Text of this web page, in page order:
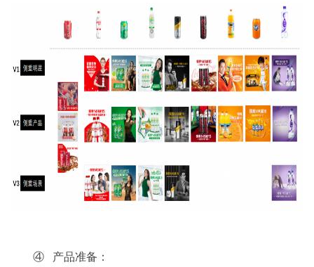
④ 产品准备：